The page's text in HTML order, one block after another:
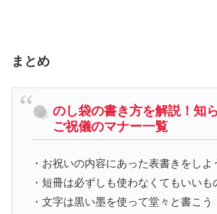
まとめ
のし袋の書き方を解説！知
ご祝儀のマナー一覧
・お祝いの内容にあった表書きをしよ
・短冊は必ずしも使わなくてもいいも
・文字は黒い墨を使って堂々と書こう